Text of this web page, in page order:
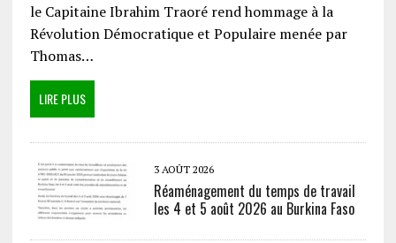
le Capitaine Ibrahim Traoré rend hommage à la
Révolution Démocratique et Populaire menée par
Thomas…
LIRE PLUS
3 AOÛT 2026
Réaménagement du temps de travail
les 4 et 5 août 2026 au Burkina Faso